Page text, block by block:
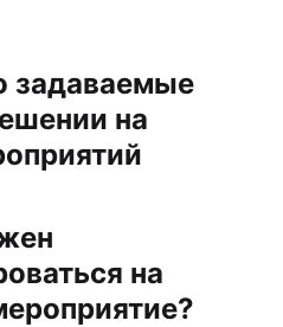
задаваемые
на
на